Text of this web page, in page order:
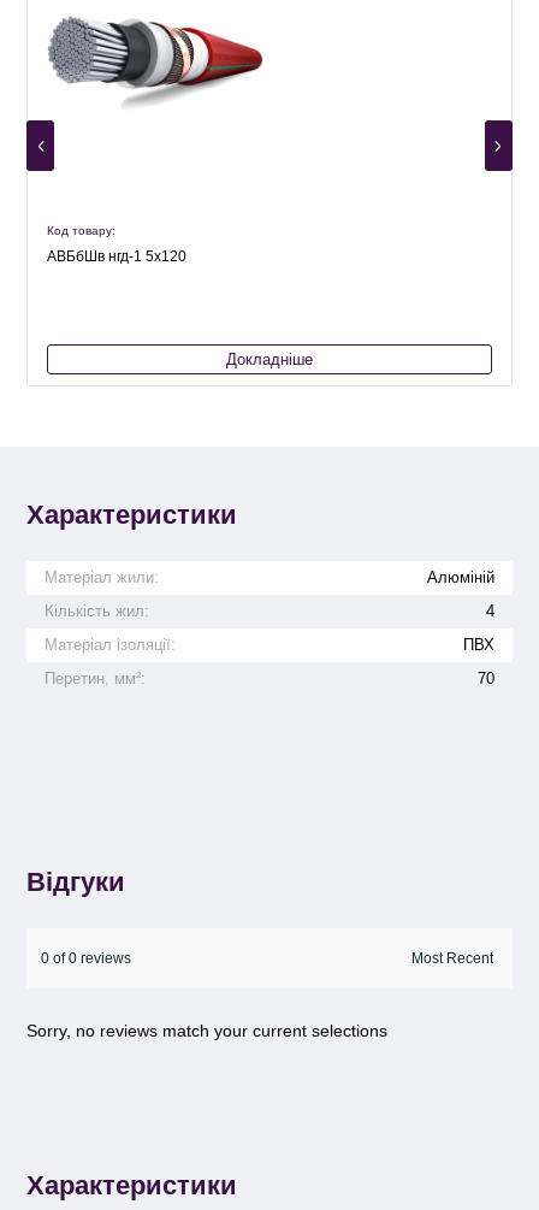
Код товару:
АВБбШв нгд-1 5х120
Докладніше
Характеристики
Матеріал жили:
Алюміній
Кількість жил:
4
Матеріал ізоляції:
ПВХ
Перетин, мм²:
70
Відгуки
0 of 0 reviews
Sorry, no reviews match your current selections
Характеристики